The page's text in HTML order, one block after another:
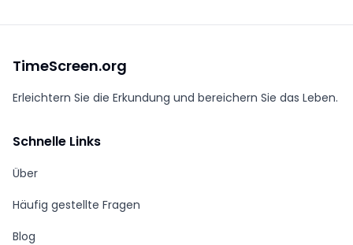
TimeScreen.org
Erleichtern Sie die Erkundung und bereichern Sie das Leben.
Schnelle Links
Über
Häufig gestellte Fragen
Blog